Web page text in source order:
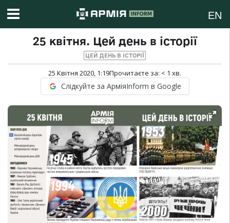
EN
25 квітня. Цей день в історії
ЦЕЙ ДЕНЬ В ІСТОРІЇ
25 Квітня 2020, 1:19Прочитаєте за: < 1 хв.
Слідкуйте за АрміяInform в Google